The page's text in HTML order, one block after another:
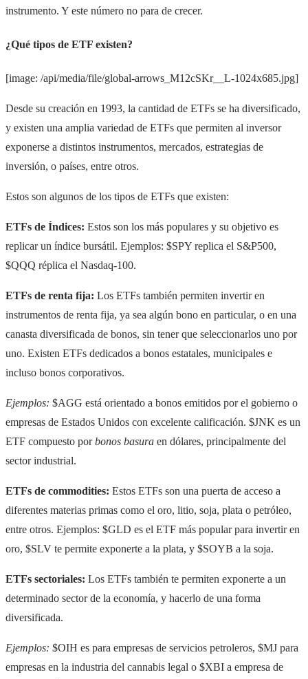
instrumento. Y este número no para de crecer.
¿Qué tipos de ETF existen?
[image: /api/media/file/global-arrows_M12cSKr__L-1024x685.jpg]
Desde su creación en 1993, la cantidad de ETFs se ha diversificado,
y existen una amplia variedad de ETFs que permiten al inversor
exponerse a distintos instrumentos, mercados, estrategias de
inversión, o países, entre otros.
Estos son algunos de los tipos de ETFs que existen:
ETFs de Índices: Estos son los más populares y su objetivo es
replicar un índice bursátil. Ejemplos: $SPY replica el S&P500,
$QQQ réplica el Nasdaq-100.
ETFs de renta fija: Los ETFs también permiten invertir en
instrumentos de renta fija, ya sea algún bono en particular, o en una
canasta diversificada de bonos, sin tener que seleccionarlos uno por
uno. Existen ETFs dedicados a bonos estatales, municipales e
incluso bonos corporativos.
Ejemplos: $AGG está orientado a bonos emitidos por el gobierno o
empresas de Estados Unidos con excelente calificación. $JNK es un
ETF compuesto porbonos basura en dólares, principalmente del
sector industrial.
ETFs de commodities: Estos ETFs son una puerta de acceso a
diferentes materias primas como el oro, litio, soja, plata o petróleo,
entre otros. Ejemplos: $GLD es el ETF más popular para invertir en
oro, $SLV te permite exponerte a la plata, y $SOYB a la soja.
ETFs sectoriales: Los ETFs también te permiten exponerte a un
determinado sector de la economía, y hacerlo de una forma
diversificada.
Ejemplos: $OIH es para empresas de servicios petroleros, $MJ para
empresas en la industria del cannabis legal o $XBI a empresa de